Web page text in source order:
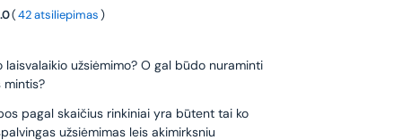
(42 atsiliepimas)
laisvalaikio užsiėmimo? O gal būdo nuraminti
mintis?
pagal skaičius rinkiniai yra būtent tai ko
užsiėmimas leis akimirksniu